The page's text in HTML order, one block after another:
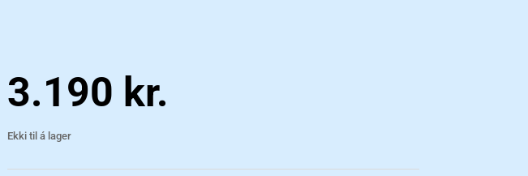
3.190 kr.
Ekki til á lager